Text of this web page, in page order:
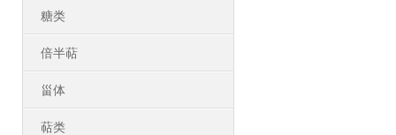
糖类
倍半萜
甾体
萜类